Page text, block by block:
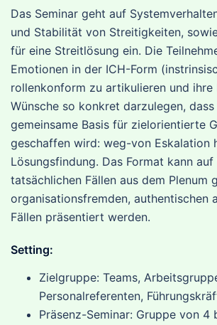
Das Seminar geht auf
und Stabilität von Streitigkeiten,
für eine Streitlösung ein. Die
Emotionen in der ICH-Form
rollenkonform zu artikulieren und ihre
Wünsche so konkret darzulegen, dass
gemeinsame Basis für zielorientierte
geschaffen wird: weg-von Eskalation
Lösungsfindung. Das Format kann auf
tatsächlichen Fällen aus dem Plenum
organisationsfremden, authentischen
Fällen präsentiert werden.
Setting:
Zielgruppe: Teams,
Personalreferenten,
Präsenz-Seminar: Gruppe von 4